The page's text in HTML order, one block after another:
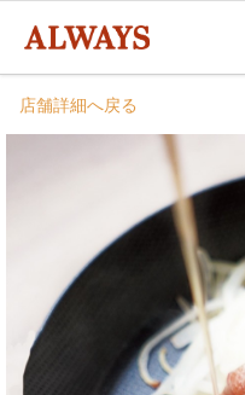
店舗詳細へ戻る